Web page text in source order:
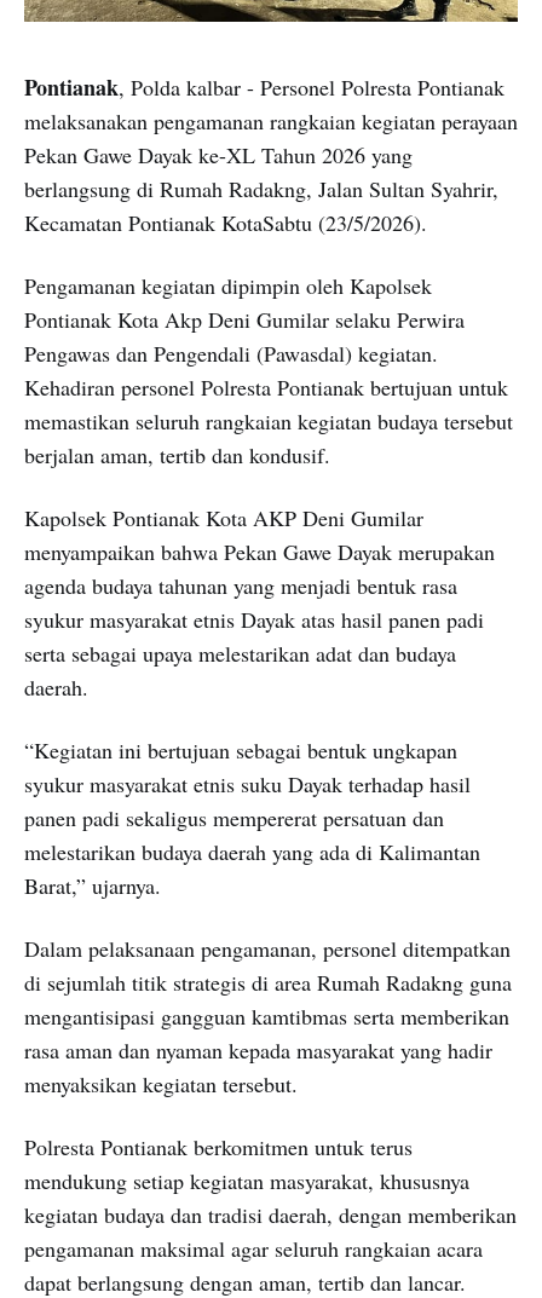
Pontianak, Polda kalbar - Personel Polresta Pontianak
melaksanakan pengamanan rangkaian kegiatan perayaan
Pekan Gawe Dayak ke-XL Tahun 2026 yang
berlangsung di Rumah Radakng, Jalan Sultan Syahrir,
Kecamatan Pontianak KotaSabtu (23/5/2026).
Pengamanan kegiatan dipimpin oleh Kapolsek
Pontianak Kota Akp Deni Gumilar selaku Perwira
Pengawas dan Pengendali (Pawasdal) kegiatan.
Kehadiran personel Polresta Pontianak bertujuan untuk
memastikan seluruh rangkaian kegiatan budaya tersebut
berjalan aman, tertib dan kondusif.
Kapolsek Pontianak Kota AKP Deni Gumilar
menyampaikan bahwa Pekan Gawe Dayak merupakan
agenda budaya tahunan yang menjadi bentuk rasa
syukur masyarakat etnis Dayak atas hasil panen padi
serta sebagai upaya melestarikan adat dan budaya
daerah.
“Kegiatan ini bertujuan sebagai bentuk ungkapan
syukur masyarakat etnis suku Dayak terhadap hasil
panen padi sekaligus mempererat persatuan dan
melestarikan budaya daerah yang ada di Kalimantan
Barat,” ujarnya.
Dalam pelaksanaan pengamanan, personel ditempatkan
di sejumlah titik strategis di area Rumah Radakng guna
mengantisipasi gangguan kamtibmas serta memberikan
rasa aman dan nyaman kepada masyarakat yang hadir
menyaksikan kegiatan tersebut.
Polresta Pontianak berkomitmen untuk terus
mendukung setiap kegiatan masyarakat, khususnya
kegiatan budaya dan tradisi daerah, dengan memberikan
pengamanan maksimal agar seluruh rangkaian acara
dapat berlangsung dengan aman, tertib dan lancar.